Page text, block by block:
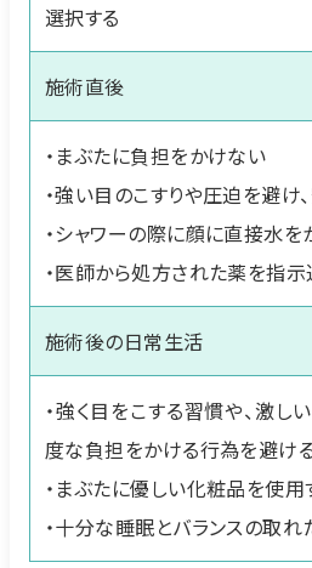
選択する
施術直後
・まぶたに負担をかけない
・強い目のこすりや圧迫を避け
・シャワーの際に顔に直接水
・医師から処方された薬を指
施術後の日常生活
・強く目をこする習慣や、激し
度な負担をかける行為を避け
・まぶたに優しい化粧品を使用
・十分な睡眠とバランスの取